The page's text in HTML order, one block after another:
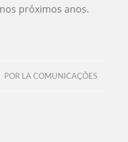
próximos anos.
POR LA COMUNICAÇÕES